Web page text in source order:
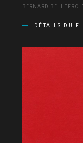
BERNARD
DÉTAILS DU